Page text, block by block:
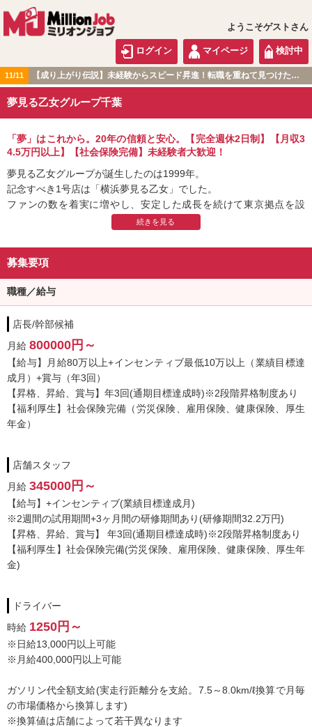
ようこそゲストさん
ログイン マイページ 検討中
11/11 【成り上がり伝説】未経験からスピード昇進！転職を重ねて見つけた『本当に働きやすい職場』とは？
夢見る乙女グループ千葉
「夢」はこれから。20年の信頼と安心。【完全週休2日制】【月収3
4.5万円以上】【社会保険完備】未経験者大歓迎！
夢見る乙女グループが誕生したのは1999年。
記念すべき1号店は「横浜夢見る乙女」でした。
ファンの数を着実に増やし、安定した成長を続けて東京拠点を設
首都圏に35店舗を展開する一大グループとなりました。
■■スタッフの待遇を大切に■■
私たちが大切にしてきたものは、お店を支えてくれる『スタッフの
仲間であるスタッフが腰を据えて長く働けるよう、福利厚生を充実
してきました。
ナイトレジャー業界でイチ早く導入した
「完全週休2日制」と「社会保険完備」。
ワークライフバランスを考慮した勤務形態なので、プライベートも
充実。
■■求める人材■■
当グループは創業20年の実績があるため、スタッフの育成ノウハウ
も充実しています。
風俗業界の仕事が『未経験』の方も大歓迎です。
丁寧な研修があるので、風俗のことを全く知らない方でも心配あり
ません。
職場環境となっています。
活躍中のスタッフの年齢も幅広く、20代・30代の若手から、40代・
50代のミドル世代まで歓迎しています。
■■次の20年を共に■■
心を込めたおもてなしを徹底させることで、着実に人気を獲得し成
長してきたグループです。
募集要項
職種／給与
店長/幹部候補
月給 800000円～
【給与】月給80万以上+インセンティブ最低10万以上（業績目標達
成月）+賞与（年3回）
【昇格、昇給、賞与】年3回(通期目標達成時)※2段階昇格制度あり
【福利厚生】社会保険完備（労災保険、雇用保険、健康保険、厚生
年金）
店舗スタッフ
月給 345000円～
【給与】+インセンティブ(業績目標達成月)
※2週間の試用期間+3ヶ月間の研修期間あり(研修期間32.2万円)
【昇格、昇給、賞与】 年3回(通期目標達成時)※2段階昇格制度あり
【福利厚生】社会保険完備(労災保険、雇用保険、健康保険、厚生年
金)
ドライバー
時給 1250円～
※日給13,000円以上可能
※月給400,000円以上可能
ガソリン代全額支給(実走行距離分を支給。7.5～8.0km/ℓ換算で月毎
の市場価格から換算します)
※換算値は店舗によって若干異なります